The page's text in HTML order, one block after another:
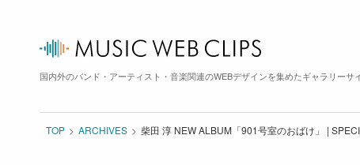
国内外のバンド・アーティスト・音楽関連のWEBデザインを集めたギャラリーサ
TOP ARCHIVES 柴田 淳 NEW ALBUM「901号室のおばけ」 |